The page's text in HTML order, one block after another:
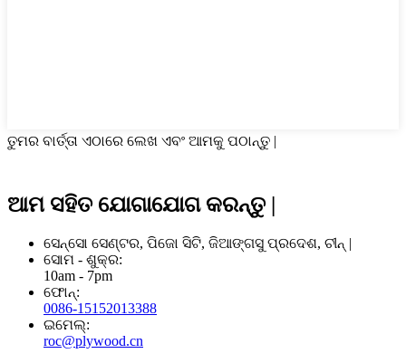
ତୁମର ବାର୍ତ୍ତା ଏଠାରେ ଲେଖ ଏବଂ ଆମକୁ ପଠାନ୍ତୁ |
ଆମ ସହିତ ଯୋଗାଯୋଗ କରନ୍ତୁ |
ସେନ୍ସୋ ସେଣ୍ଟର, ପିଜୋ ସିଟି, ଜିଆଙ୍ଗସୁ ପ୍ରଦେଶ, ଚୀନ୍ |
ସୋମ - ଶୁକ୍ର:
10am - 7pm
ଫୋନ୍:
0086-15152013388
ଇମେଲ୍:
roc@plywood.cn